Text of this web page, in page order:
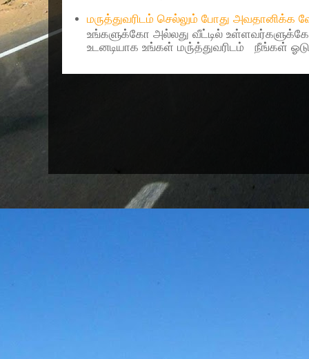
மருத்துவரிடம் செல்லும் போது அவதானிக்க
உங்களுக்கோ அல்லது வீட்டில்
உடனடியாக உங்கள் மரு்த்துவரிடம் நீங்கள்